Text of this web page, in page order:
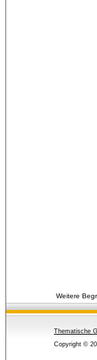
Weitere
Thematische
Copyright ©